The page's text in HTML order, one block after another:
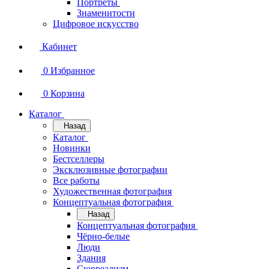
Портреты
Знаменитости
Цифровое искусство
Кабинет
0 Избранное
0 Корзина
Каталог
Назад
Каталог
Новинки
Бестселлеры
Эксклюзивные фотографии
Все работы
Художественная фотография
Концептуальная фотография
Назад
Концептуальная фотография
Чёрно-белые
Люди
Здания